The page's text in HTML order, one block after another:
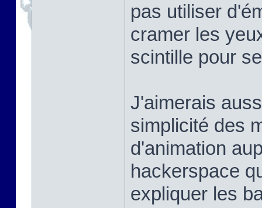
pas utiliser
cramer les
scintille pour
J'aimerais
simplicité des
d'animation
hackerspace
expliquer les